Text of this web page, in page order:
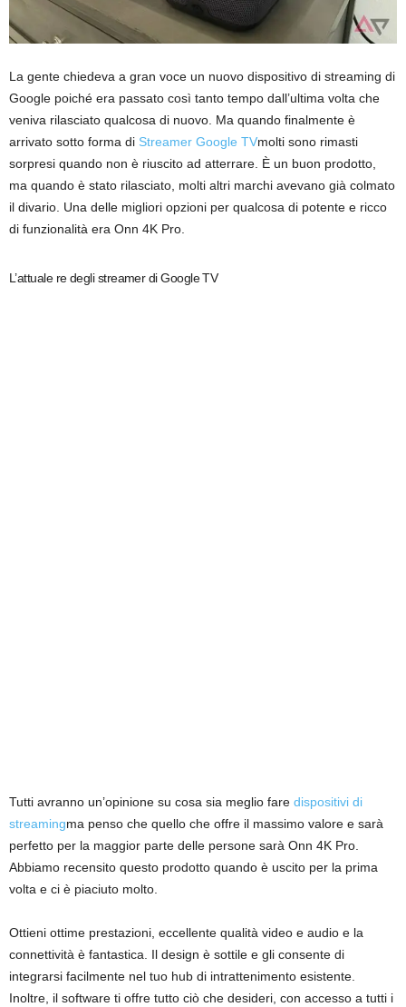
La gente chiedeva a gran voce un nuovo dispositivo di streaming di
Google poiché era passato così tanto tempo dall’ultima volta che
veniva rilasciato qualcosa di nuovo. Ma quando finalmente è
arrivato sotto forma di Streamer Google TVmolti sono rimasti
sorpresi quando non è riuscito ad atterrare. È un buon prodotto,
ma quando è stato rilasciato, molti altri marchi avevano già colmato
il divario. Una delle migliori opzioni per qualcosa di potente e ricco
di funzionalità era Onn 4K Pro.
L’attuale re degli streamer di Google TV
Tutti avranno un’opinione su cosa sia meglio fare dispositivi di
streamingma penso che quello che offre il massimo valore e sarà
perfetto per la maggior parte delle persone sarà Onn 4K Pro.
Abbiamo recensito questo prodotto quando è uscito per la prima
volta e ci è piaciuto molto.
Ottieni ottime prestazioni, eccellente qualità video e audio e la
connettività è fantastica. Il design è sottile e gli consente di
integrarsi facilmente nel tuo hub di intrattenimento esistente.
Inoltre, il software ti offre tutto ciò che desideri, con accesso a tutti i